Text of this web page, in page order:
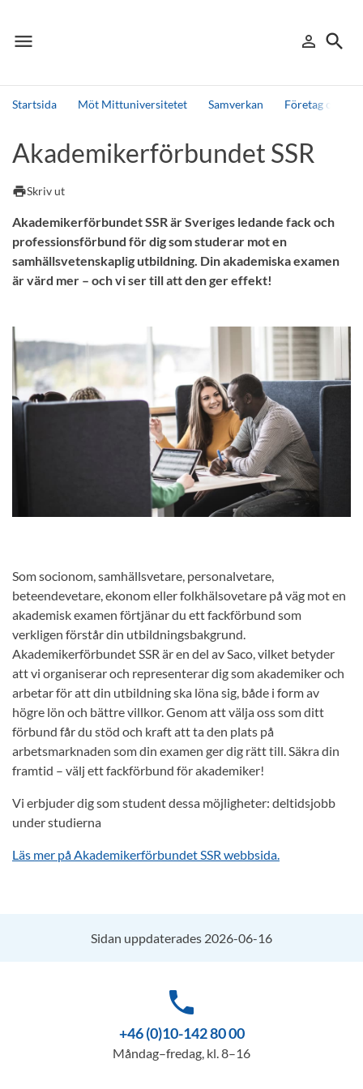
menu
Meny person_outline
Logga in
search
Sök
Startsida Möt Mittuniversitetet Samverkan Företag och
Andra söktjänster
Detta är vår testmiljö - endast testdata
Akademikerförbundet SSR
printSkriv ut
Akademikerförbundet SSR är Sveriges ledande fack och
professionsförbund för dig som studerar mot en
samhällsvetenskaplig utbildning. Din akademiska examen
är värd mer – och vi ser till att den ger effekt!
Som socionom, samhällsvetare, personalvetare,
beteendevetare, ekonom eller folkhälsovetare på väg mot en
akademisk examen förtjänar du ett fackförbund som
verkligen förstår din utbildningsbakgrund.
Akademikerförbundet SSR är en del av Saco, vilket betyder
att vi organiserar och representerar dig som akademiker och
arbetar för att din utbildning ska löna sig, både i form av
högre lön och bättre villkor. Genom att välja oss som ditt
förbund får du stöd och kraft att ta den plats på
arbetsmarknaden som din examen ger dig rätt till. Säkra din
framtid – välj ett fackförbund för akademiker!
Vi erbjuder dig som student dessa möjligheter: deltidsjobb
under studierna
Läs mer på Akademikerförbundet SSR webbsida.
Sidan uppdaterades 2026-06-16
phone
+46 (0)10-142 80 00
Måndag–fredag, kl. 8–16